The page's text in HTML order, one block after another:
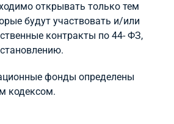
открывать только тем
будут участвовать и/или
контракты по 44- ФЗ,
фонды определены
кодексом.